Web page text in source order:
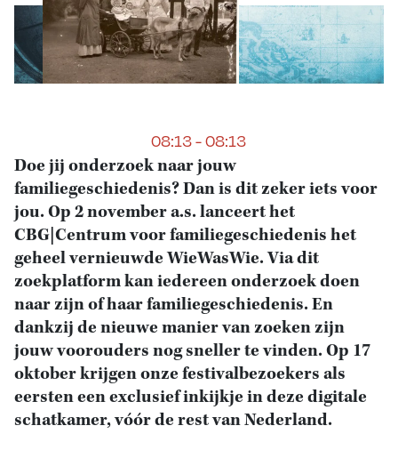
08:13 - 08:13
Doe jij onderzoek naar jouw
familiegeschiedenis? Dan is dit zeker iets voor
jou. Op 2 november a.s. lanceert het
CBG|Centrum voor familiegeschiedenis het
geheel vernieuwde WieWasWie. Via dit
zoekplatform kan iedereen onderzoek doen
naar zijn of haar familiegeschiedenis. En
dankzij de nieuwe manier van zoeken zijn
jouw voorouders nog sneller te vinden. Op 17
oktober krijgen onze festivalbezoekers als
eersten een exclusief inkijkje in deze digitale
schatkamer, vóór de rest van Nederland.